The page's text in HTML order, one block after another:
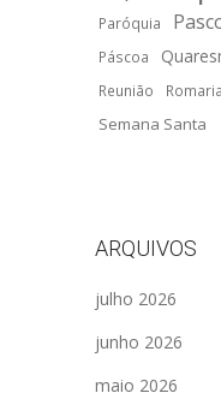
Paróquia
Páscoa
Reunião Romaria
Semana Santa
ARQUIVOS
julho 2026
junho 2026
maio 2026